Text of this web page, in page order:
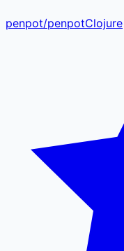
penpot/penpotClojure